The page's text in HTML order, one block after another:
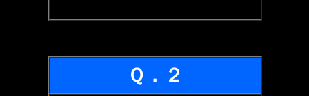
Ｑ．２